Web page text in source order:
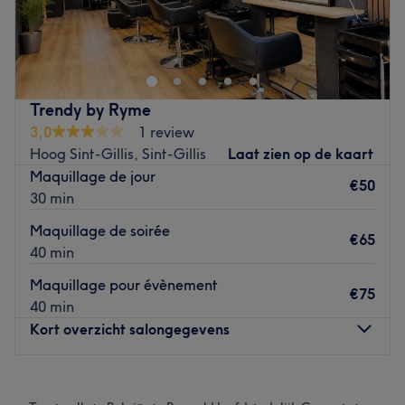
Sonia Hair Stylist est un salon de coiffure et d’esthétique,
situé dans la Rue Americaine 2 à Saint-Gilles. Vous serez
accueilli par Sonia et son équipe dans un espace épuré et
soigné, entièrement dédié à votre beauté et bien-être. Du
côté coiffure, ce salon n’utilise que des produits de
qualité.
Go to venue
Trendy by Ryme
3,0
1 review
Hoog Sint-Gillis, Sint-Gillis
Laat zien op de kaart
Maquillage de jour
30 min
€50
Maquillage de soirée
40 min
€65
Maquillage pour évènement
40 min
€75
Kort overzicht salongegevens
Dinsdag
Gesloten